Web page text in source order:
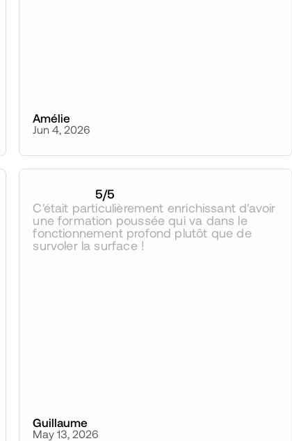
Amélie
Jun 4, 2026
5/5
C'était particulièrement enrichissant d'avoir
une formation poussée qui va dans le
fonctionnement profond plutôt que de
survoler la surface !
Guillaume
May 13, 2026